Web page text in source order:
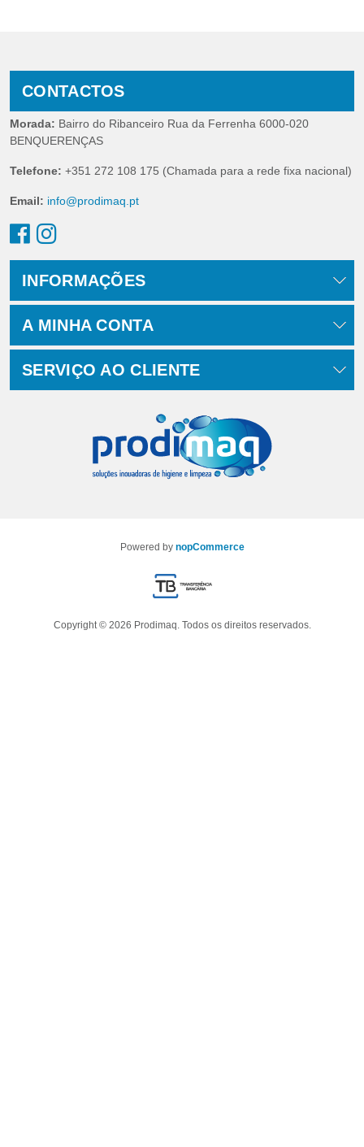
CONTACTOS
Morada: Bairro do Ribanceiro Rua da Ferrenha 6000-020
BENQUERENÇAS
Telefone: +351 272 108 175 (Chamada para a rede fixa nacional)
Email: info@prodimaq.pt
INFORMAÇÕES
A MINHA CONTA
SERVIÇO AO CLIENTE
Powered by nopCommerce
Copyright © 2026 Prodimaq. Todos os direitos reservados.